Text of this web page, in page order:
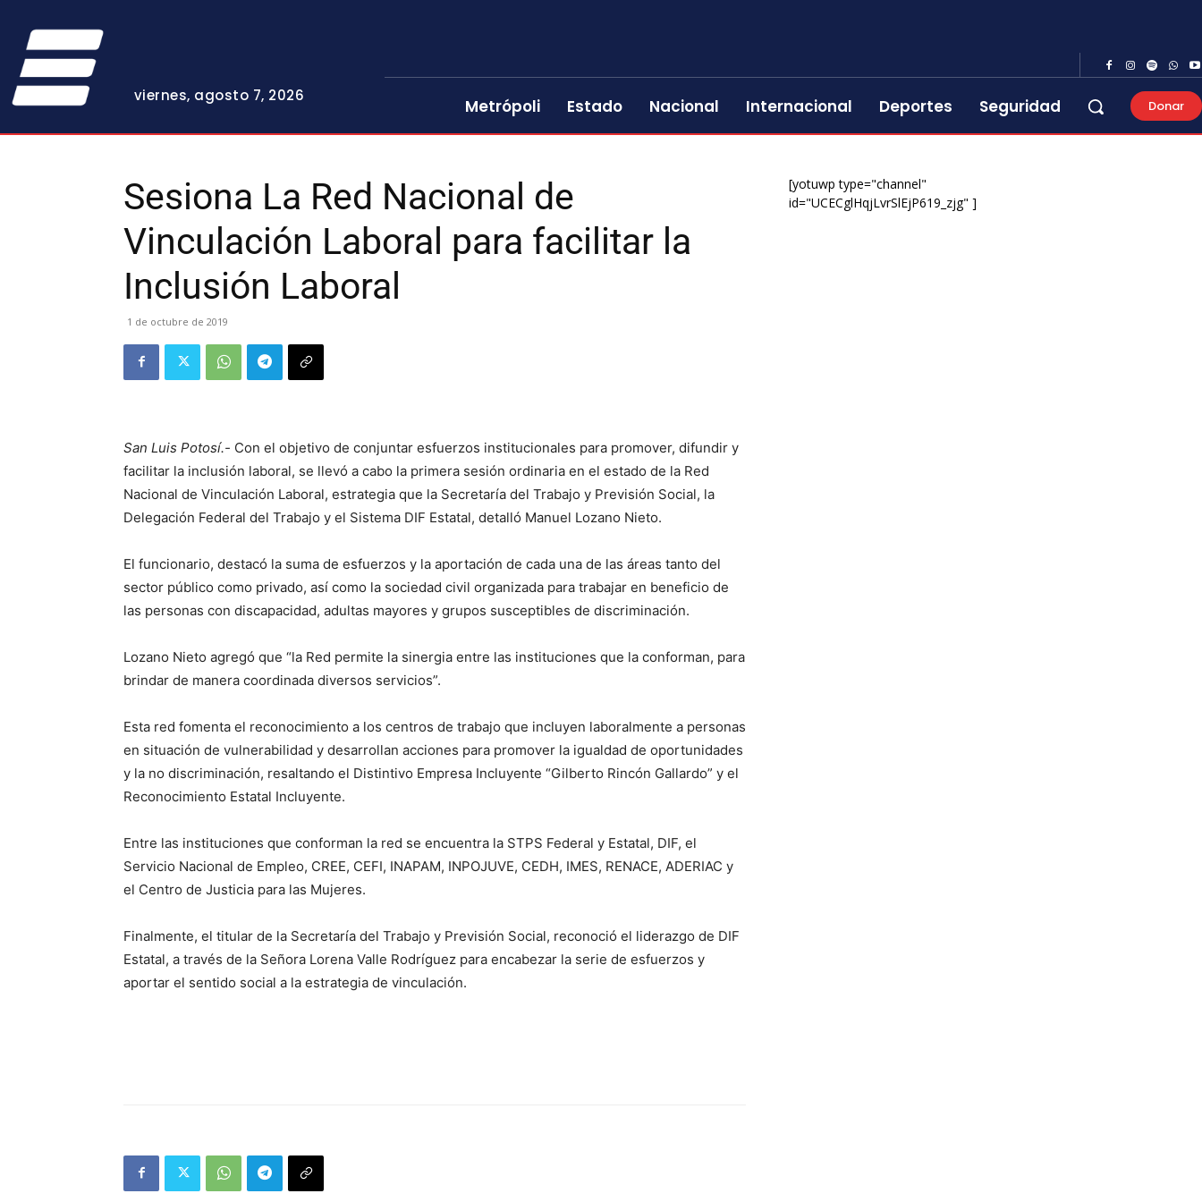
viernes, agosto 7, 2026
Metrópoli Estado Nacional Internacional Deportes Seguridad Donar
Sesiona La Red Nacional de
Vinculación Laboral para facilitar la
Inclusión Laboral
1 de octubre de 2019
San Luis Potosí.- Con el objetivo de conjuntar esfuerzos institucionales para promover, difundir y
facilitar la inclusión laboral, se llevó a cabo la primera sesión ordinaria en el estado de la Red
Nacional de Vinculación Laboral, estrategia que la Secretaría del Trabajo y Previsión Social, la
Delegación Federal del Trabajo y el Sistema DIF Estatal, detalló Manuel Lozano Nieto.
El funcionario, destacó la suma de esfuerzos y la aportación de cada una de las áreas tanto del
sector público como privado, así como la sociedad civil organizada para trabajar en beneficio de
las personas con discapacidad, adultas mayores y grupos susceptibles de discriminación.
Lozano Nieto agregó que “la Red permite la sinergia entre las instituciones que la conforman, para
brindar de manera coordinada diversos servicios”.
Esta red fomenta el reconocimiento a los centros de trabajo que incluyen laboralmente a personas
en situación de vulnerabilidad y desarrollan acciones para promover la igualdad de oportunidades
y la no discriminación, resaltando el Distintivo Empresa Incluyente “Gilberto Rincón Gallardo” y el
Reconocimiento Estatal Incluyente.
Entre las instituciones que conforman la red se encuentra la STPS Federal y Estatal, DIF, el
Servicio Nacional de Empleo, CREE, CEFI, INAPAM, INPOJUVE, CEDH, IMES, RENACE, ADERIAC y
el Centro de Justicia para las Mujeres.
Finalmente, el titular de la Secretaría del Trabajo y Previsión Social, reconoció el liderazgo de DIF
Estatal, a través de la Señora Lorena Valle Rodríguez para encabezar la serie de esfuerzos y
aportar el sentido social a la estrategia de vinculación.
[yotuwp type="channel"
id="UCECglHqjLvrSlEjP619_zjg" ]